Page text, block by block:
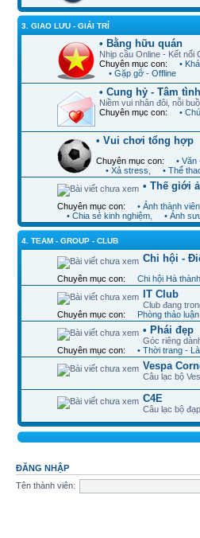
3. GIAO LƯU - GIẢI TRÍ
• Bằng hữu quán
Nhịp cầu Online - Kết nối
Chuyên mục con:
•
• Gặp gỡ - Offline
• Cung hỷ - Tâm tình
Niềm vui nhân đôi, nỗi
Chuyên mục con:
•
• Vui chơi tổng hợp
Chuyên mục con: •
• Xả stress
• Thể
• Thế giới
Chuyên mục con: • Ảnh thành viên
• Chia sẻ kinh nghiệm
• Ảnh
4. TEAM - GROUP - CLUB
Chi hội -
Chuyên mục con: Chi hội Hà thành
IT Club
Club đang
Chuyên mục con:
Phòng thảo luận
• Phái đẹp
Góc riêng
Chuyên mục con:
• Thời trang -
Vespa
Câu lạc bộ
C4E
Câu lạc bộ
ĐĂNG NHẬP
Tên thành viên: